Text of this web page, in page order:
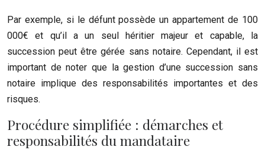
Par exemple, si le défunt possède un appartement de 100
000€ et qu’il a un seul héritier majeur et capable, la
succession peut être gérée sans notaire. Cependant, il est
important de noter que la gestion d’une succession sans
notaire implique des responsabilités importantes et des
risques.
Procédure simplifiée : démarches et
responsabilités du mandataire